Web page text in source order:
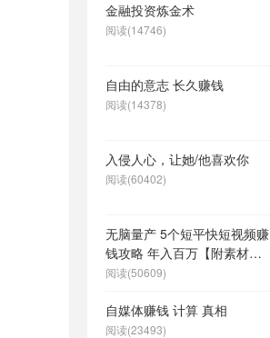
金融投资炼金术
阅读(14746)
自由的意志 长久赚钱
阅读(14378)
入侵人心，让她/他喜欢你
阅读(60402)
无脑量产 5个短平快短视频赚
钱攻略 年入百万【附素材、
工具】
阅读(50609)
自媒体赚钱 计算 真相
阅读(23493)